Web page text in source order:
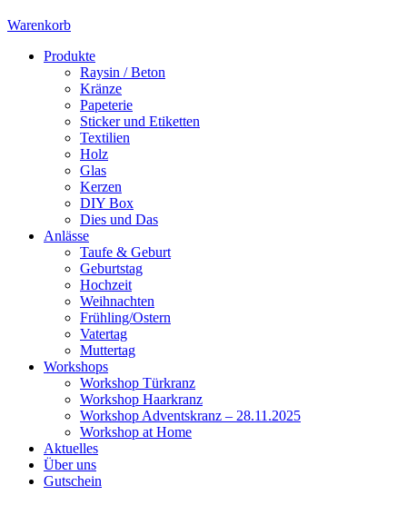
Warenkorb
Produkte
Raysin / Beton
Kränze
Papeterie
Sticker und Etiketten
Textilien
Holz
Glas
Kerzen
DIY Box
Dies und Das
Anlässe
Taufe & Geburt
Geburtstag
Hochzeit
Weihnachten
Frühling/Ostern
Vatertag
Muttertag
Workshops
Workshop Türkranz
Workshop Haarkranz
Workshop Adventskranz – 28.11.2025
Workshop at Home
Aktuelles
Über uns
Gutschein